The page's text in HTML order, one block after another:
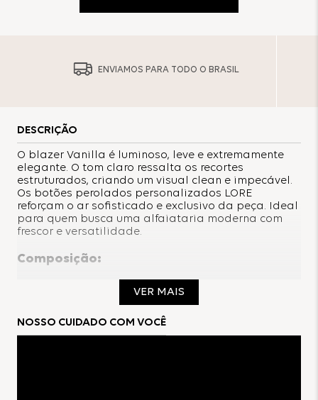
ENVIAMOS PARA TODO O BRASIL
DESCRIÇÃO
O blazer Vanilla é luminoso, leve e extremamente
elegante. O tom claro ressalta os recortes
estruturados, criando um visual clean e impecável.
Os botões perolados personalizados LORE
reforçam o ar sofisticado e exclusivo da peça. Ideal
para quem busca uma alfaiataria moderna com
frescor e versatilidade.
Composição:
VER MAIS
NOSSO CUIDADO COM VOCÊ